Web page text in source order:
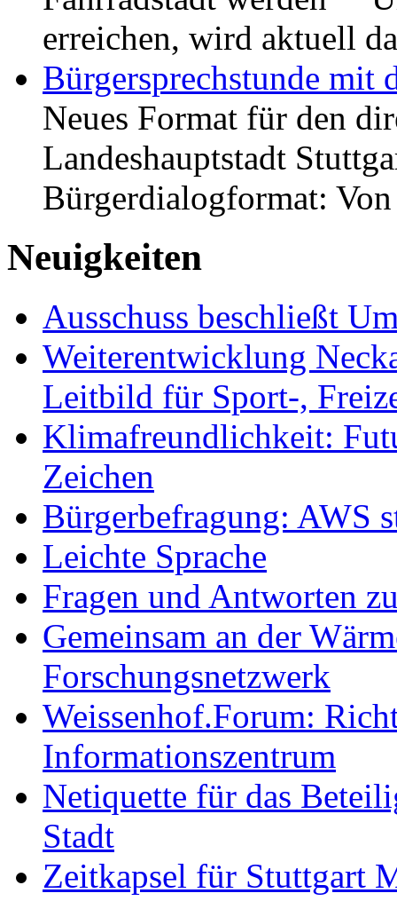
erreichen, wird aktuell
Bürgersprechstunde mit
Neues Format für den
Landeshauptstadt
Bürgerdialogformat:
Neuigkeiten
Ausschuss beschließt
Weiterentwicklung
Leitbild für Sport-,
Klimafreundlichkeit:
Zeichen
Bürgerbefragung: AWS
Leichte Sprache
Fragen und Antworten
Gemeinsam an der
Forschungsnetzwerk
Weissenhof.Forum:
Informationszentrum
Netiquette für das
Stadt
Zeitkapsel für Stuttgart